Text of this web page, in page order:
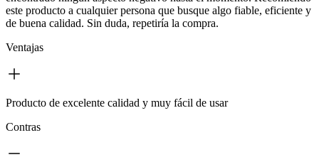
este producto a cualquier persona que busque algo fiable, eficiente y
de buena calidad. Sin duda, repetiría la compra.
Ventajas
Producto de excelente calidad y muy fácil de usar
Contras